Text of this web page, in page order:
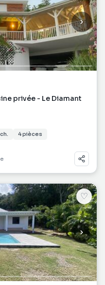
privée - Le Diamant
4 pièces
♡